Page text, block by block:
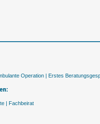
Operation | Erstes
| Fachbeirat